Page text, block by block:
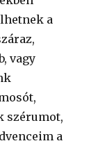
a
vagy
szérumot,
a